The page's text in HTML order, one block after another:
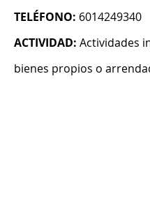
TELÉFONO: 6014249340
ACTIVIDAD: Actividades
bienes propios o